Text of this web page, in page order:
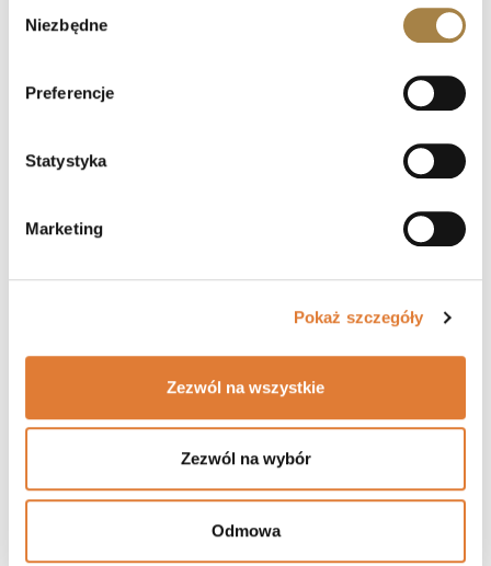
zgody
Niezbędne
Preferencje
Statystyka
Marketing
Pokaż szczegóły
Zezwól na wszystkie
Zezwól na wybór
Odmowa
Szafa Przesuwna CAYA Z Lustrem I Lamelami 199 Cm
2 169 zł
shopping_cartZobacz więcej